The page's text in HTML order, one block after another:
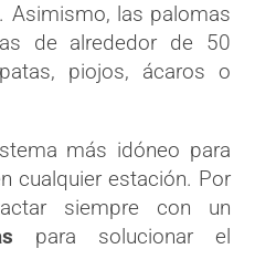
Asimismo, las palomas
de alrededor de 50
piojos, ácaros o
más idóneo para
cualquier estación. Por
siempre con un
para solucionar el